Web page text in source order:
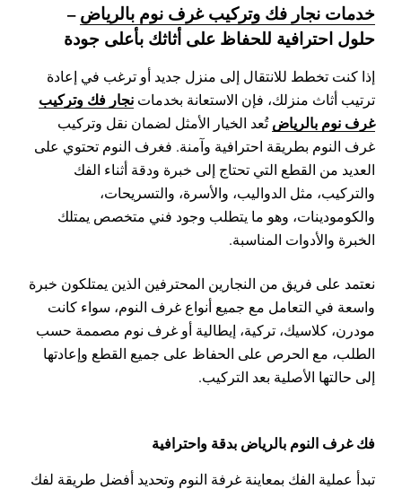
خدمات نجار فك وتركيب غرف نوم بالرياض–
حلول احترافية للحفاظ على أثاثك بأعلى جودة
إذا كنت تخطط للانتقال إلى منزل جديد أو ترغب في إعادة
ترتيب أثاث منزلك، فإن الاستعانة بخدمات نجار فك وتركيب
غرف نوم بالرياضتُعد الخيار الأمثل لضمان نقل وتركيب
غرف النوم بطريقة احترافية وآمنة. فغرف النوم تحتوي على
العديد من القطع التي تحتاج إلى خبرة ودقة أثناء الفك
والتركيب، مثل الدواليب، والأسرة، والتسريحات،
والكومودينات، وهو ما يتطلب وجود فني متخصص يمتلك
الخبرة والأدوات المناسبة.
نعتمد على فريق من النجارين المحترفين الذين يمتلكون خبرة
واسعة في التعامل مع جميع أنواع غرف النوم، سواء كانت
مودرن، كلاسيك، تركية، إيطالية أو غرف نوم مصممة حسب
الطلب، مع الحرص على الحفاظ على جميع القطع وإعادتها
إلى حالتها الأصلية بعد التركيب.
فك غرف النوم بالرياض بدقة واحترافية
تبدأ عملية الفك بمعاينة غرفة النوم وتحديد أفضل طريقة لفك